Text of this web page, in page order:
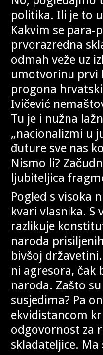
politika. Ili je to
Kakvim se
prvorazredna
odmah veže uz
umotvorinu prvi
progona
Ivičević
Tu je i nužna
„nacionalizmi u
đuture sve nas
Nismo li?
ljubiteljica
Pogled s visoka
kvari vlasnika. S
razlikuje
naroda
bivšoj
ni agresora, čak
naroda. Zašto
susjedima? Pa
ekvidistancom
odgovornost za
skladateljice.